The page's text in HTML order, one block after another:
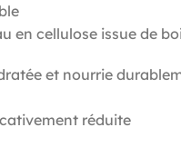
en cellulose issue de
et nourrie
réduite